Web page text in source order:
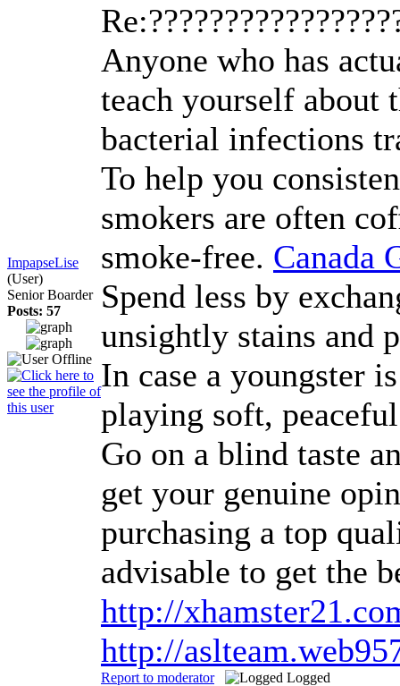
ImpapseLise
(User)
Senior Boarder
Posts: 57
Anyone who has
teach yourself about
bacterial infections
To help you
smokers are often
smoke-free. Canada
Spend less by
unsightly stains and
In case a youngster
playing soft,
Go on a blind taste
get your genuine
purchasing a top
advisable to get the
http://
http://
Report to moderator Logged